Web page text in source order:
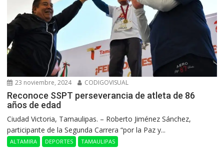
23 noviembre, 2024 CODIGOVISUAL
Reconoce SSPT perseverancia de atleta de 86
años de edad
Ciudad Victoria, Tamaulipas. – Roberto Jiménez Sánchez,
participante de la Segunda Carrera “por la Paz y...
ALTAMIRA DEPORTES TAMAULIPAS